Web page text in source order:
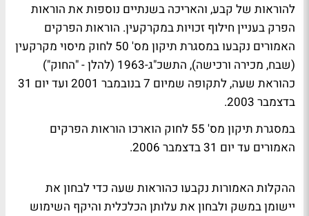
להוראות של קבע, והאריכה בשנתיים נוספות את הוראות
הפרק בעניין חילוף זכויות במקרקעין. הוראות הפרקים
האמורים נקבעו במסגרת תיקון מס' 50 לחוק מיסוי מקרקעין
(שבח, מכירה ורכישה), התשכ"ג-1963 (להלן - "החוק")
כהוראת שעה, לתקופה שמיום 7 בנובמבר 2001 ועד יום 31
בדצמבר 2003.
במסגרת תיקון מס' 55 לחוק הוארכו הוראות הפרקים
האמורים עד יום 31 בדצמבר 2006.
ההקלות האמורות נקבעו כהוראות שעה כדי לבחון את
יישומן במשק ולבחון את עלותן הכלכלית והיקף השימוש